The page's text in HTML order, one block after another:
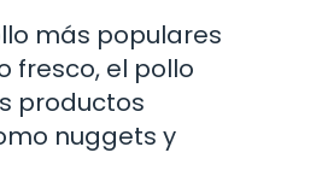
más populares
fresco, el pollo
productos
nuggets y